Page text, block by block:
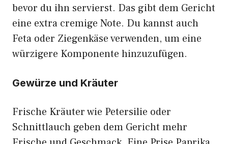
bevor du ihn servierst. Das gibt dem Gericht
eine extra cremige Note. Du kannst auch
Feta oder Ziegenkäse verwenden, um eine
würzigere Komponente hinzuzufügen.
Gewürze und Kräuter
Frische Kräuter wie Petersilie oder
Schnittlauch geben dem Gericht mehr